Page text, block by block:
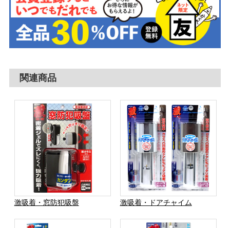
関連商品
激吸着・窓防犯吸盤 激吸着・ドアチャイム